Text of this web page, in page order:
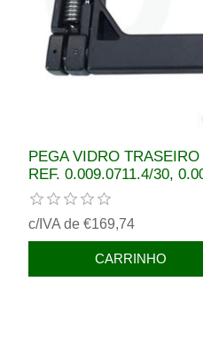
PEGA VIDRO
REF. 0.009.0711.4/30,
c/IVA de €169,74